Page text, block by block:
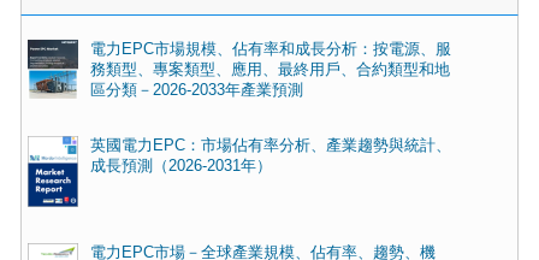
電力EPC市場規模、佔有率和成長分析：按電源、服
務類型、專案類型、應用、最終用戶、合約類型和地
區分類－2026-2033年產業預測
英國電力EPC：市場佔有率分析、產業趨勢與統計、
成長預測（2026-2031年）
電力EPC市場－全球產業規模、佔有率、趨勢、機